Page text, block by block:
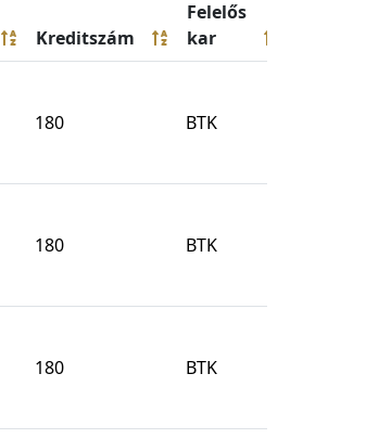
Kreditszám
Felelős
kar
180 BTK
180 BTK
180 BTK